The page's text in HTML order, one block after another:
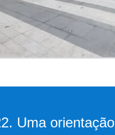
Uma orientação